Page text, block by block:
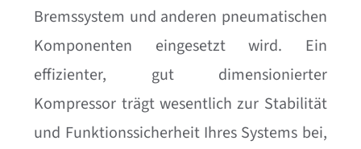
Bremssystem und anderen pneumatischen
Komponenten eingesetzt wird. Ein
effizienter, gut dimensionierter
Kompressor trägt wesentlich zur Stabilität
und Funktionssicherheit Ihres Systems bei,